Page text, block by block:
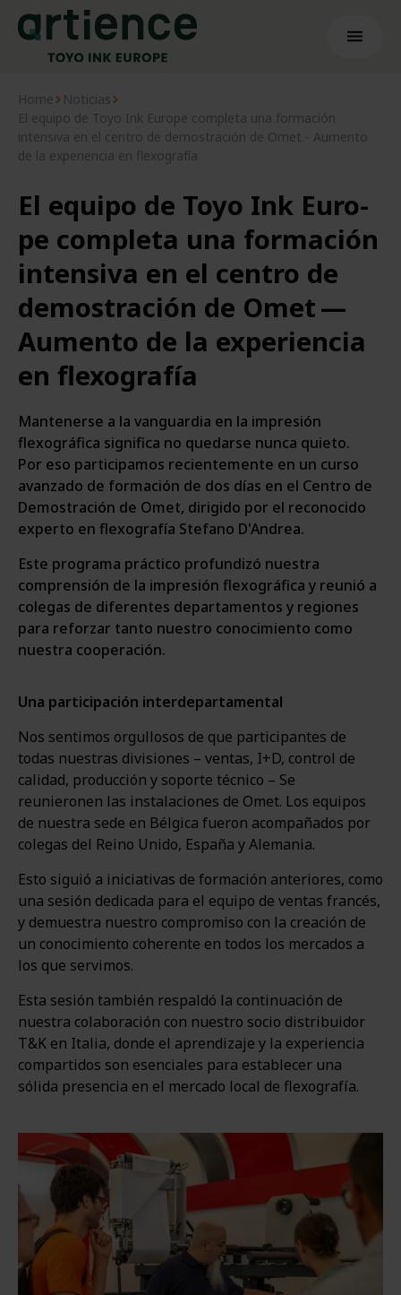
Home
Noticias
El equipo de Toyo Ink Europe completa una formación
intensiva en el centro de demostración de Omet - Aumento
de la experiencia en flexografía
El equi­po de Toyo Ink Euro­
pe com­ple­ta una for­ma­ción
inten­si­va en el cen­tro de
demos­tra­ción de Omet —
Aumen­to de la expe­rien­cia
en flexografía
Mantenerse a la vanguardia en la impresión
flexográfica significa no quedarse nunca quieto.
Por eso participamos recientemente en un curso
avanzado de formación de dos días en el Centro de
Demostración de Omet, dirigido por el reconocido
experto en flexografía Stefano D'Andrea.
Este programa práctico profundizó nuestra
comprensión de la impresión flexográfica y reunió a
colegas de diferentes departamentos y regiones
para reforzar tanto nuestro conocimiento como
nuestra cooperación.
Una participación interdepartamental
Nos sentimos orgullosos de que participantes de
todas nuestras divisiones – ventas, I+D, control de
calidad, producción y soporte técnico – Se
reunieronen las instalaciones de Omet. Los equipos
de nuestra sede en Bélgica fueron acompañados por
colegas del Reino Unido, España y Alemania.
Esto siguió a iniciativas de formación anteriores, como
una sesión dedicada para el equipo de ventas francés,
y demuestra nuestro compromiso con la creación de
un conocimiento coherente en todos los mercados a
los que servimos.
Esta sesión también respaldó la continuación de
nuestra colaboración con nuestro socio distribuidor
T&K en Italia, donde el aprendizaje y la experiencia
compartidos son esenciales para establecer una
sólida presencia en el mercado local de flexografía.